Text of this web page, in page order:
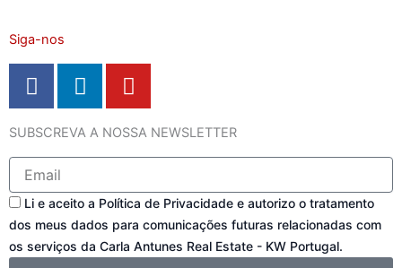
Siga-nos
F
a
e
b
o
o
k
-
L
i
k
e
d
i
n
Y
o
t
u
b
e
SUBSCREVA A NOSSA NEWSLETTER
Email
Consentimento
Li e aceito a Política de Privacidade e autorizo o tratamento
dos meus dados para comunicações futuras relacionadas com
os serviços da Carla Antunes Real Estate - KW Portugal.